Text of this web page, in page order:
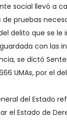
social llevó a
pruebas
delito que se
con las
se dictó
UMAs, por el
del Estado
el Estado de